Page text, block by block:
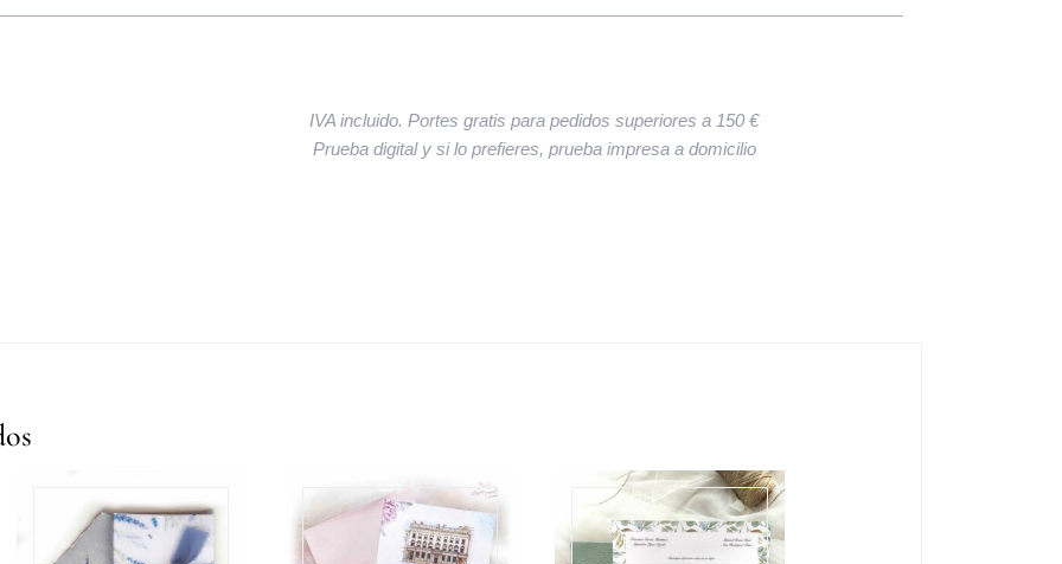
IVA incluido. Portes gratis para pedidos superiores a 150 €
Prueba digital y si lo prefieres, prueba impresa a domicilio